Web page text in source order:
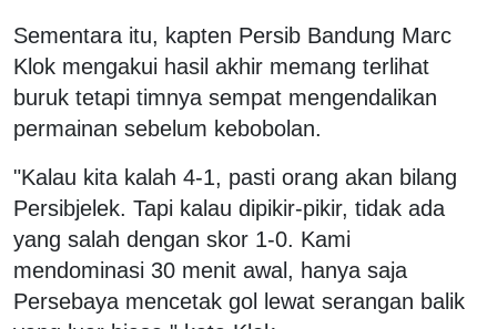
Sementara itu, kapten Persib Bandung Marc
Klok mengakui hasil akhir memang terlihat
buruk tetapi timnya sempat mengendalikan
permainan sebelum kebobolan.
"Kalau kita kalah 4-1, pasti orang akan bilang
Persibjelek. Tapi kalau dipikir-pikir, tidak ada
yang salah dengan skor 1-0. Kami
mendominasi 30 menit awal, hanya saja
Persebaya mencetak gol lewat serangan balik